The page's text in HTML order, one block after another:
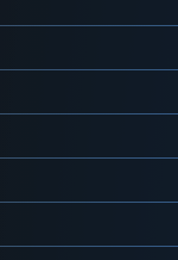
Scuole Nuoto